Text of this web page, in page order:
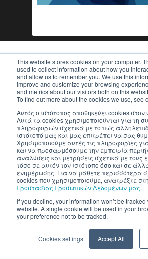
This website stores cookies on your computer.
used to collect information about how you
and allow us to remember you. We use this
improve and customize your browsing
and metrics about our visitors both on this
To find out more about the cookies we use, see
Αυτός ο ιστότοπος αποθηκεύει cookies
Αυτά τα cookies χρησιμοποιούνται για τη
πληροφοριών σχετικά με το πώς
ιστότοπό μας και μας επιτρέπει να σας
Χρησιμοποιούμε αυτές τις πληροφορίες
και να προσαρμόσουμε την εμπειρία
αναλύσεις και μετρήσεις σχετικά με τους
τόσο σε αυτόν τον ιστότοπο όσο και σε
ενημέρωσης. Για να μάθετε περισσότερα
cookies που χρησιμοποιούμε, ανατρέξτε
Προστασίας Προσωπικών Δεδομένων μας.
If you decline, your information won’t be
website. A single cookie will be used in your
your preference not to be tracked.
Cookies settings Accept All
Inventics A.E. | All rights reserved